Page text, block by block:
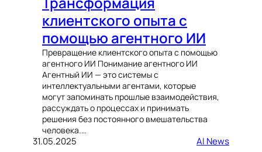
клиентского опыта с
помощью агентного ИИ
Превращение клиентского опыта с помощью
агентного ИИ Понимание агентного ИИ
Агентный ИИ — это системы с
интеллектуальными агентами, которые
могут запоминать прошлые взаимодействия,
рассуждать о процессах и принимать
решения без постоянного вмешательства
человека.…
31.05.2025 AI News